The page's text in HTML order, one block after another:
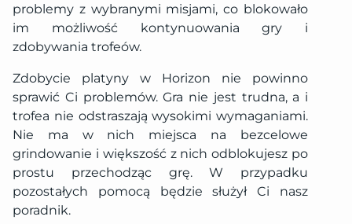
problemy z wybranymi misjami, co blokowało
im możliwość kontynuowania gry i
zdobywania trofeów.
Zdobycie platyny w Horizon nie powinno
sprawić Ci problemów. Gra nie jest trudna, a i
trofea nie odstraszają wysokimi wymaganiami.
Nie ma w nich miejsca na bezcelowe
grindowanie i większość z nich odblokujesz po
prostu przechodząc grę. W przypadku
pozostałych pomocą będzie służył Ci nasz
poradnik.